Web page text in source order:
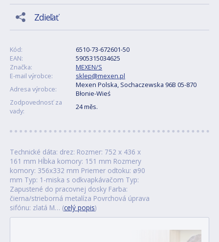
Zdieľať
Kód:
6510-73-672601-50
EAN:
5905315034625
Značka:
MEXEN/S
E-mail výrobce:
sklep@mexen.pl
Adresa výrobce:
Mexen Polska, Sochaczewska 96B 05-870
Błonie-Wieś
Zodpovednosť za
vady:
24 měs.
Technické dáta: drez: Rozmer: 752 x 436 x
161 mm Hĺbka komory: 151 mm Rozmery
komory: 356x332 mm Priemer odtoku: ø90
mm Typ: 1-miska s odkvapkávačom Typ:
Zapustené do pracovnej dosky Farba:
čierna/strieborná metalíza Povrchová úprava
sifónu: zlatá M… (celý popis)